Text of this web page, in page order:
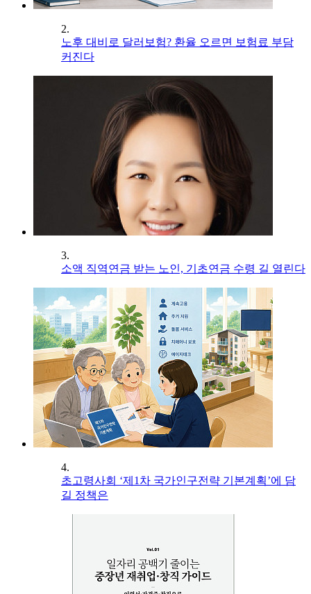
2.
노후 대비로 달러보험? 환율 오르면 보험료 부담
커진다
3.
소액 직역연금 받는 노인, 기초연금 수령 길 열린다
4.
초고령사회 ‘제1차 국가인구전략 기본계획’에 담
길 정책은